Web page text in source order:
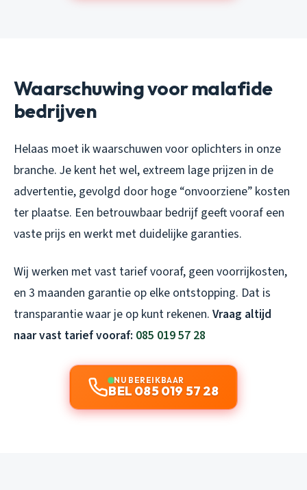
Waarschuwing voor malafide
bedrijven
Helaas moet ik waarschuwen voor oplichters in onze
branche. Je kent het wel, extreem lage prijzen in de
advertentie, gevolgd door hoge “onvoorziene” kosten
ter plaatse. Een betrouwbaar bedrijf geeft vooraf een
vaste prijs en werkt met duidelijke garanties.
Wij werken met vast tarief vooraf, geen voorrijkosten,
en 3 maanden garantie op elke ontstopping. Dat is
transparantie waar je op kunt rekenen. Vraag altijd
naar vast tarief vooraf: 085 019 57 28
NU BEREIKBAAR
BEL 085 019 57 28